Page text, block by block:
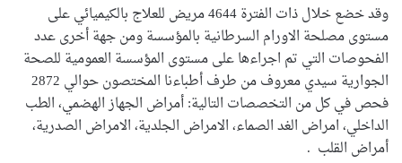
وقد خضع خلال ذات الفترة 4644 مريض للعلاج بالكيميائي على
مستوى مصلحة الاورام السرطانية بالمؤسسة ومن جهة أخرى عدد
الفحوصات التي تم اجراءها على مستوى المؤسسة العمومية للصحة
الجوارية سيدي معروف من طرف أطباءنا المختصون حوالي 2872
فحص في كل من التخصصات التالية: أمراض الجهاز الهضمي، الطب
الداخلي، امراض الغد الصماء، الامراض الجلدية، الامراض الصدرية،
أمراض القلب .